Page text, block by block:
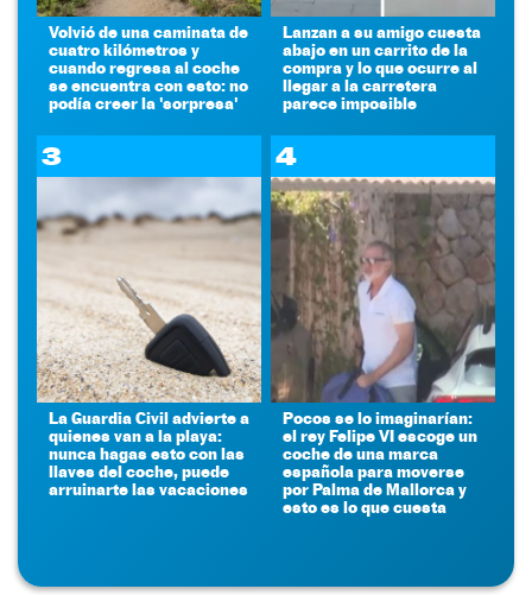
Volvió de una caminata de
cuatro kilómetros y
cuando regresa al coche
se encuentra con esto: no
podía creer la 'sorpresa'
Lanzan a su amigo cuesta
abajo en un carrito de la
compra y lo que ocurre al
llegar a la carretera
parece imposible
3
La Guardia Civil advierte a
quienes van a la playa:
nunca hagas esto con las
llaves del coche, puede
arruinarte las vacaciones
4
Pocos se lo imaginarían:
el rey Felipe VI escoge un
coche de una marca
española para moverse
por Palma de Mallorca y
esto es lo que cuesta